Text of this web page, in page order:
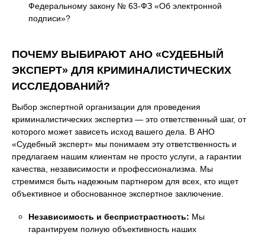
Федеральному закону № 63-ФЗ «Об электронной
подписи»?
ПОЧЕМУ ВЫБИРАЮТ АНО «СУДЕБНЫЙ
ЭКСПЕРТ» ДЛЯ КРИМИНАЛИСТИЧЕСКИХ
ИССЛЕДОВАНИЙ?
Выбор экспертной организации для проведения
криминалистических экспертиз — это ответственный шаг, от
которого может зависеть исход вашего дела. В АНО
«Судебный эксперт» мы понимаем эту ответственность и
предлагаем нашим клиентам не просто услуги, а гарантии
качества, независимости и профессионализма. Мы
стремимся быть надежным партнером для всех, кто ищет
объективное и обоснованное экспертное заключение.
Независимость и беспристрастность: Мы
гарантируем полную объективность наших